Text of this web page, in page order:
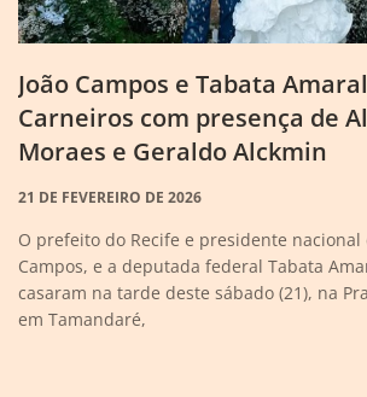
João Campos e Tabata
Carneiros com presença de
Moraes e Geraldo Alckmin
21 DE FEVEREIRO DE 2026
O prefeito do Recife e presidente nacional
Campos, e a deputada federal Tabata
casaram na tarde deste sábado (21), na
em Tamandaré,